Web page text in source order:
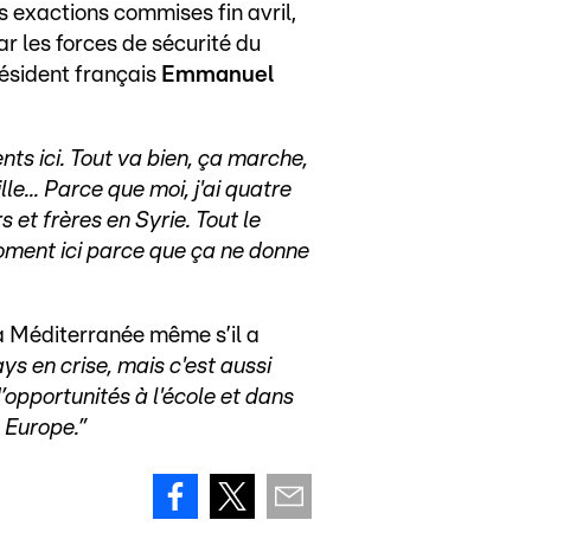
commises fin avril,
les forces de sécurité du
français Emmanuel
ici. Tout va bien, ça marche,
Parce que moi, j'ai quatre
et frères en Syrie. Tout le
ici parce que ça ne donne
même s’il a
en crise, mais c'est aussi
à l'école et dans